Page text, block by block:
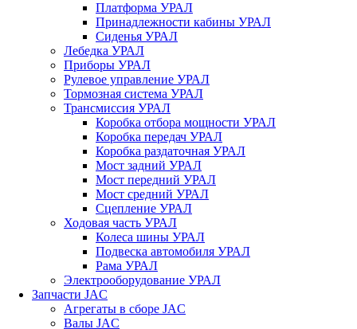
Платформа УРАЛ
Принадлежности кабины УРАЛ
Сиденья УРАЛ
Лебедка УРАЛ
Приборы УРАЛ
Рулевое управление УРАЛ
Тормозная система УРАЛ
Трансмиссия УРАЛ
Коробка отбора мощности УРАЛ
Коробка передач УРАЛ
Коробка раздаточная УРАЛ
Мост задний УРАЛ
Мост передний УРАЛ
Мост средний УРАЛ
Сцепление УРАЛ
Ходовая часть УРАЛ
Колеса шины УРАЛ
Подвеска автомобиля УРАЛ
Рама УРАЛ
Электрооборудование УРАЛ
Запчасти JAC
Агрегаты в сборе JAC
Валы JAC